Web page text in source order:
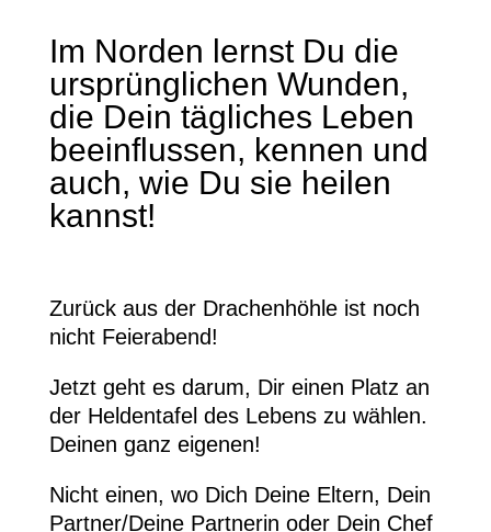
Im Norden lernst Du die
ursprünglichen Wunden,
die Dein tägliches Leben
beeinflussen, kennen und
auch, wie Du sie heilen
kannst!
Zurück aus der Drachenhöhle ist noch
nicht Feierabend!
Jetzt geht es darum, Dir einen Platz an
der Heldentafel des Lebens zu wählen.
Deinen ganz eigenen!
Nicht einen, wo Dich Deine Eltern, Dein
Partner/Deine Partnerin oder Dein Chef